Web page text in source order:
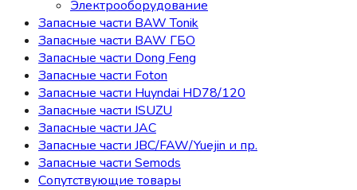
Электрооборудование
Запасные части BAW Tonik
Запасные части BAW ГБО
Запасные части Dong Feng
Запасные части Foton
Запасные части Huyndai HD78/120
Запасные части ISUZU
Запасные части JAC
Запасные части JBC/FAW/Yuejin и пр.
Запасные части Semods
Сопутствующие товары